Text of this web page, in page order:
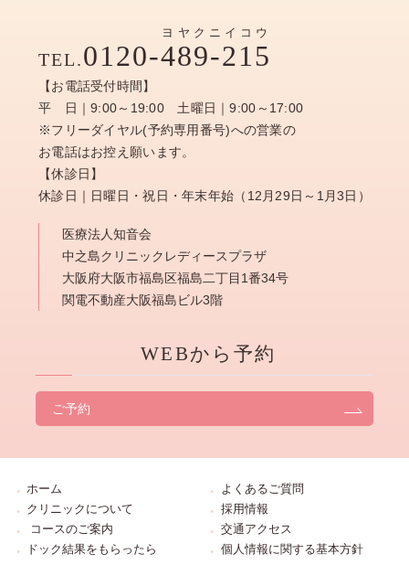
TEL.0120-489-215
ヨヤクニイコウ
【お電話受付時間】
平 日｜9:00～19:00 土曜日｜9:00～17:00
※フリーダイヤル(予約専用番号)への営業の
お電話はお控え願います。
【休診日】
休診日｜日曜日・祝日・年末年始（12月29日～1月3日）
医療法人知音会
中之島クリニックレディースプラザ
大阪府大阪市福島区福島二丁目1番34号
関電不動産大阪福島ビル3階
WEBから予約
ご予約
ホーム
クリニックについて
コースのご案内
ドック結果をもらったら
よくあるご質問
採用情報
交通アクセス
個人情報に関する基本方針